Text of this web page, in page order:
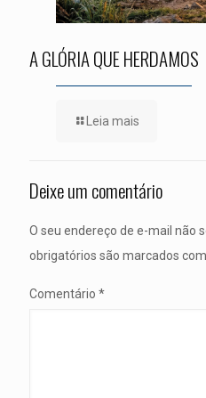
A GLÓRIA QUE HERDAMOS
Leia mais
Deixe um comentário
O seu endereço de e-mail não
obrigatórios são marcados com
Comentário *